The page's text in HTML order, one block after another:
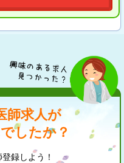
師求人が
したか？
録しよう！